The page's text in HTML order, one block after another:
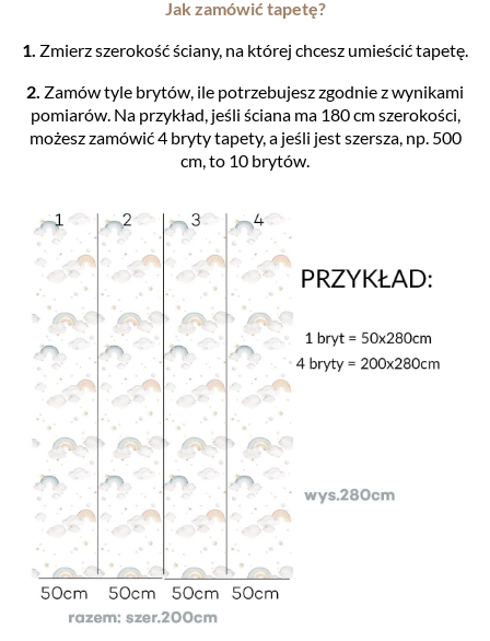
Jak zamówić tapetę?
1. Zmierz szerokość ściany, na której chcesz umieścić tapetę.
2. Zamów tyle brytów, ile potrzebujesz zgodnie z wynikami
pomiarów. Na przykład, jeśli ściana ma 180 cm szerokości,
możesz zamówić 4 bryty tapety, a jeśli jest szersza, np. 500
cm, to 10 brytów.